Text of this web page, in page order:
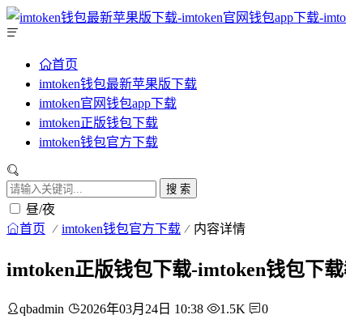
首页
imtoken钱包最新苹果版下载
imtoken官网钱包app下载
imtoken正版钱包下载
imtoken钱包官方下载
搜 索
昼/夜
首页 imtoken钱包官方下载 内容详情
imtoken正版钱包下载-imtoken钱包下
qbadmin 2026年03月24日 10:38 1.5K 0